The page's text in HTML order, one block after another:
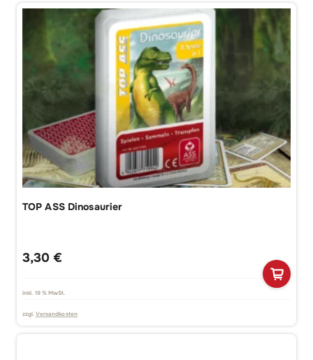
TOP ASS Dinosaurier
3,30 €
inkl. 19 % MwSt.
zzgl. Versandkosten